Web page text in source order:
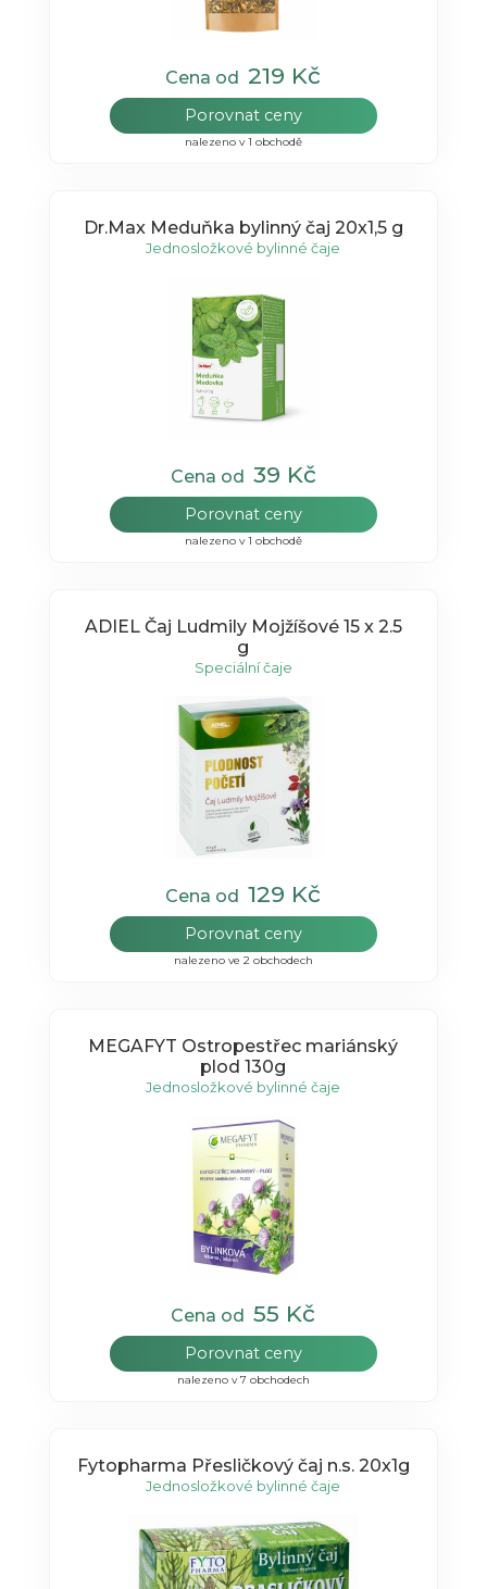
Cena od219 Kč
Porovnat ceny
nalezeno v 1 obchodě
Dr.Max Meduňka bylinný čaj 20x1,5 g
Jednosložkové bylinné čaje
Cena od 39 Kč
Porovnat ceny
nalezeno v 1 obchodě
ADIEL Čaj Ludmily Mojžíšové 15 x 2.5
g
Speciální čaje
Cena od129 Kč
Porovnat ceny
nalezeno ve 2 obchodech
MEGAFYT Ostropestřec mariánský
plod 130g
Jednosložkové bylinné čaje
Cena od55 Kč
Porovnat ceny
nalezeno v 7 obchodech
Fytopharma Přesličkový čaj n.s. 20x1g
Jednosložkové bylinné čaje